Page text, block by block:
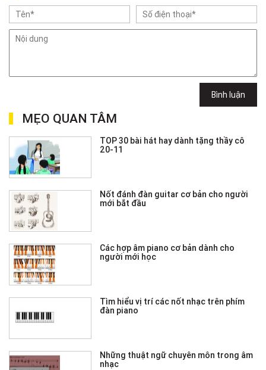
Bình luận
MẸO QUAN TÂM
TOP 30 bài hát hay dành tặng thầy cô
20-11
Nốt đánh đàn guitar cơ bản cho người
mới bắt đầu
Các hợp âm piano cơ bản dành cho
người mới học
Tìm hiểu vị trí các nốt nhạc trên phím
đàn piano
Những thuật ngữ chuyên môn trong âm
nhạc